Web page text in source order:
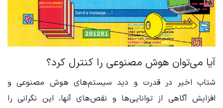
آیا می‌توان هوش مصنوعی را کنترل کرد؟
شتاب اخیر در قدرت و دید سیستم‌های هوش مصنوعی و
افزایش آگاهی از توانایی‌ها و نقص‌های آنها، این نگرانی را